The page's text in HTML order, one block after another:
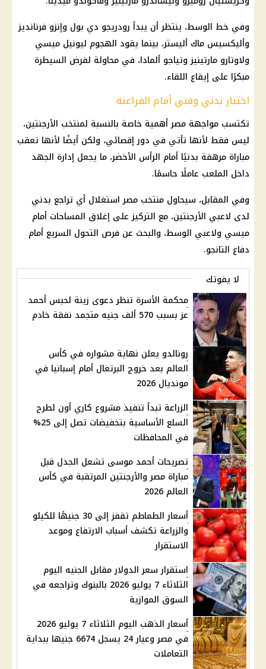
وفي خط الوسط، ينتظر أن يبدأ رودريجو دي بول وإنزو فرنانديز
وأليكسيس ماك أليستر، بينما يقود الهجوم ليونيل ميسي
ولاوتارو مارتينيز وتياجو ألمادا، في محاولة لفرض السيطرة
مبكرًا على إيقاع اللقاء.
اختبار بدني وفني أمام الفراعنة
تكتسب مواجهة مصر أهمية خاصة بالنسبة لمنتخب الأرجنتين،
ليس فقط لأنها تأتي في دور إقصائي، ولكن أيضًا لأنها تعقب
مباراة مرهقة بدنيًا أمام الرأس الأخضر، ما يجعل إدارة الجهد
داخل الملعب عاملًا حاسمًا.
وفي المقابل، سيحاول منتخب مصراستغلال أي تراجع بدني
لدى لاعبي الأرجنتين، مع التركيز على إغلاق المساحات أمام
ميسي ولاعبي الوسط، والبحث عن فرص التحول السريع أمام
دفاع التانجو.
لا يفوتك
محكمة الأسرة تنظر دعوى زينة لحبس أحمد
عز بسبب 570 ألف جنيه متجمد نفقة خادم
رونالدو يعلن نهاية مشواره في كأس
العالم بعد خروج البرتغال أمام إسبانيا في
مونديال 2026
الزراعة تبدأ تنفيذ مشروع كاري أون لطرح
السلع الأساسية بتخفيضات تصل إلى 25%
في المحافظات
تصريحات أحمد موسى تشعل الجدل قبل
مباراة مصر والأرجنتين المرتقبة في كأس
العالم 2026
أسعار الطماطم تقفز إلى 30 جنيهًا للكيلو
والزراعة تكشف أسباب الارتفاع وموعد
الاستقرار
استقرار سعر الدولار مقابل الجنيه اليوم
الثلاثاء 7 يوليو 2026 بالبنوك وتراجعه في
السوق الموازية
أسعار الذهب اليوم الثلاثاء 7 يوليو 2026
في مصر وعيار 24 يسجل 6674 جنيها ببداية
التعاملات